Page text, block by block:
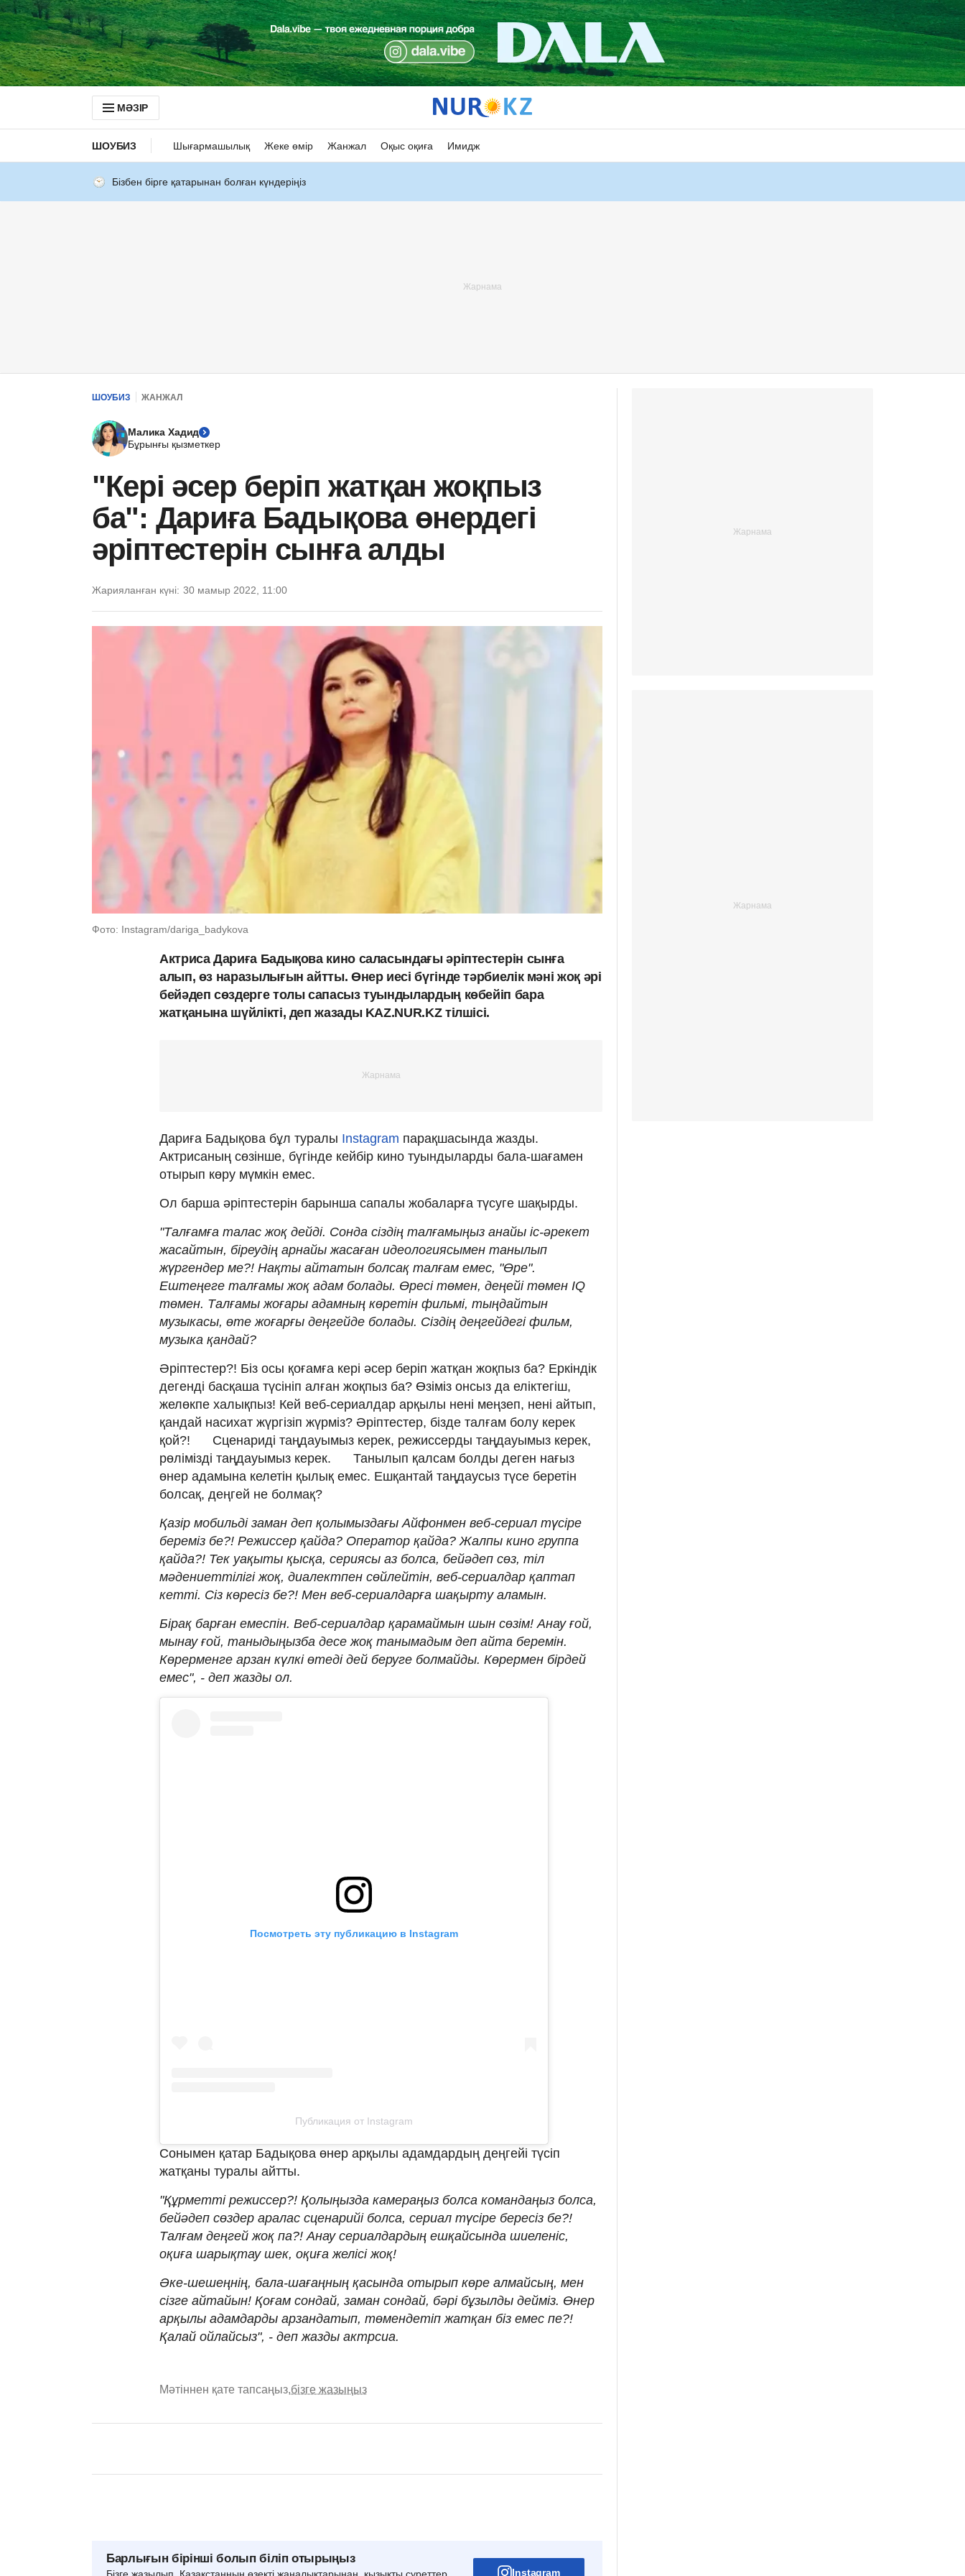
МӘЗІР
ШОУБИЗ Шығармашылық Жеке өмір Жанжал Оқыс оқиға Имидж
Бізбен бірге қатарынан болған күндеріңіз
ШОУБИЗ ЖАНЖАЛ
Малика Хадид
Бұрынғы қызметкер
"Кері әсер беріп жатқан жоқпыз
ба": Дариға Бадықова өнердегі
әріптестерін сынға алды
Жарияланған күні: 30 мамыр 2022, 11:00
Фото: Instagram/dariga_badykova
Актриса Дариға Бадықова кино саласындағы әріптестерін сынға
алып, өз наразылығын айтты. Өнер иесі бүгінде тәрбиелік мәні жоқ әрі
бейәдеп сөздерге толы сапасыз туындылардың көбейіп бара
жатқанына шүйлікті, деп жазады KAZ.NUR.KZ тілшісі.
Дариға Бадықова бұл туралы Instagram парақшасында жазды.
Актрисаның сөзінше, бүгінде кейбір кино туындыларды бала-шағамен
отырып көру мүмкін емес.
Ол барша әріптестерін барынша сапалы жобаларға түсуге шақырды.
"Талғамға талас жоқ дейді. Сонда сіздің талғамыңыз анайы іс-әрекет
жасайтын, біреудің арнайы жасаған идеологиясымен танылып
жүргендер ме?! Нақты айтатын болсақ талғам емес, "Өре".
Ештеңеге талғамы жоқ адам болады. Өресі төмен, деңейі төмен IQ
төмен. Талғамы жоғары адамның көретін фильмі, тыңдайтын
музыкасы, өте жоғарғы деңгейде болады. Сіздің деңгейдегі фильм,
музыка қандай?
Әріптестер?! Біз осы қоғамға кері әсер беріп жатқан жоқпыз ба? Еркіндік
дегенді басқаша түсініп алған жоқпыз ба? Өзіміз онсыз да еліктегіш,
желөкпе халықпыз! Кей веб-сериалдар арқылы нені меңзеп, нені айтып,
қандай насихат жүргізіп жүрміз? Әріптестер, бізде талғам болу керек
қой?!⠀⠀ Сценариді таңдауымыз керек, режиссерды таңдауымыз керек,
рөлімізді таңдауымыз керек.⠀⠀ Танылып қалсам болды деген нағыз
өнер адамына келетін қылық емес. Ешқантай таңдаусыз түсе беретін
болсақ, деңгей не болмақ?⠀
Қазір мобильді заман деп қолымыздағы Айфонмен веб-сериал түсіре
береміз бе?! Режиссер қайда? Оператор қайда? Жалпы кино группа
қайда?! Тек уақыты қысқа, сериясы аз болса, бейәдеп сөз, тіл
мәдениеттілігі жоқ, диалектпен сөйлейтін, веб-сериалдар қаптап
кетті. Сіз көресіз бе?! Мен веб-сериалдарға шақырту аламын.
Бірақ барған емеспін. Веб-сериалдар қарамаймын шын сөзім! Анау ғой,
мынау ғой, таныдыңызба десе жоқ танымадым деп айта беремін.
Көрерменге арзан күлкі өтеді дей беруге болмайды. Көрермен бірдей
емес", - деп жазды ол.
Посмотреть эту публикацию в Instagram
Публикация от Instagram
Сонымен қатар Бадықова өнер арқылы адамдардың деңгейі түсіп
жатқаны туралы айтты.⠀
"Құрметті режиссер?! Қолыңызда камераңыз болса командаңыз болса,
бейәдеп сөздер аралас сценарийі болса, сериал түсіре бересіз бе?!
Талғам деңгей жоқ па?! Анау сериалдардың ешқайсында шиеленіс,
оқиға шарықтау шек, оқиға желісі жоқ!
Әке-шешеңнің, бала-шағаңның қасында отырып көре алмайсың, мен
сізге айтайын! Қоғам сондай, заман сондай, бәрі бұзылды дейміз. Өнер
арқылы адамдарды арзандатып, төмендетіп жатқан біз емес пе?!
Қалай ойлайсыз", - деп жазды актрсиа.⠀
Мәтіннен қате тапсаңыз,бізге жазыңыз
Барлығын бірінші болып біліп отырыңыз
Instagram